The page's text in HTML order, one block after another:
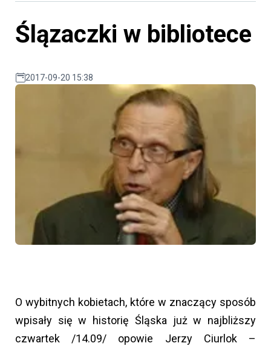
Ślązaczki w bibliotece
2017-09-20 15:38
O wybitnych kobietach, które w znaczący sposób
wpisały się w historię Śląska już w najbliższy
czwartek /14.09/ opowie Jerzy Ciurlok –